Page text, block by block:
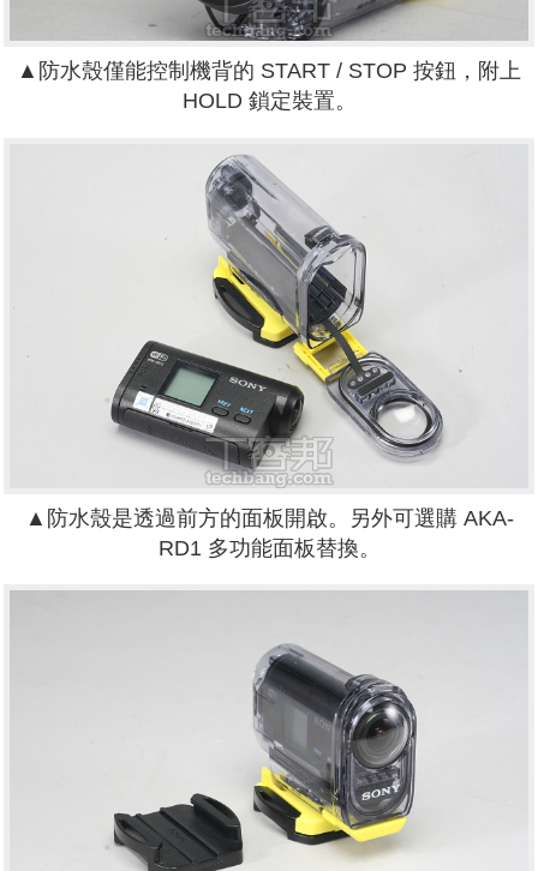
▲防水殼僅能控制機背的 START / STOP 按鈕，附上
HOLD 鎖定裝置。
▲防水殼是透過前方的面板開啟。另外可選購 AKA-
RD1 多功能面板替換。